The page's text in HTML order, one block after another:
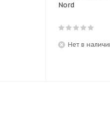
Nord
Нет в